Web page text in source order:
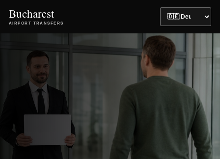
Bucharest
AIRPORT TRANSFERS